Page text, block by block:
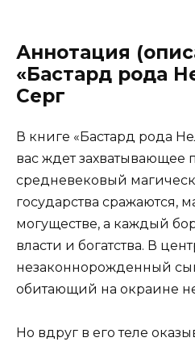
Аннотация
«Бастард рода
Серг
В книге «Бастард рода
вас ждет захватывающее
средневековый
государства сражаются,
могуществе, а каждый
власти и богатства. В
незаконнорожденный
обитающий на окраине
Но вдруг в его теле